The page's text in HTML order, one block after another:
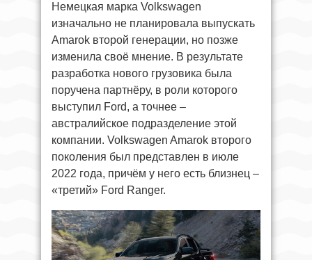
Немецкая марка Volkswagen
изначально не планировала выпускать
Amarok второй генерации, но позже
изменила своё мнение. В результате
разработка нового грузовика была
поручена партнёру, в роли которого
выступил Ford, а точнее –
австралийское подразделение этой
компании. Volkswagen Amarok второго
поколения был представлен в июле
2022 года, причём у него есть близнец –
«третий» Ford Ranger.